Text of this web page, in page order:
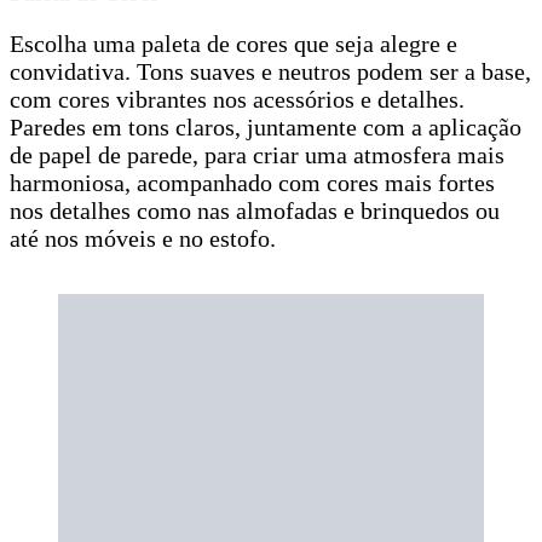
Escolha uma paleta de cores que seja alegre e
convidativa. Tons suaves e neutros podem ser a base,
com cores vibrantes nos acessórios e detalhes.
Paredes em tons claros, juntamente com a aplicação
de papel de parede, para criar uma atmosfera mais
harmoniosa, acompanhado com cores mais fortes
nos detalhes como nas almofadas e brinquedos ou
até nos móveis e no estofo.